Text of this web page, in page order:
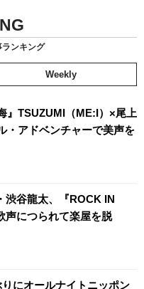
ランキング
Weekly
』TSUZUMI（ME:I）×尾上
・アドベンチャーで美声を
渋谷龍太、『ROCK IN
声につられて楽屋を脱
にオールナイトニッポン